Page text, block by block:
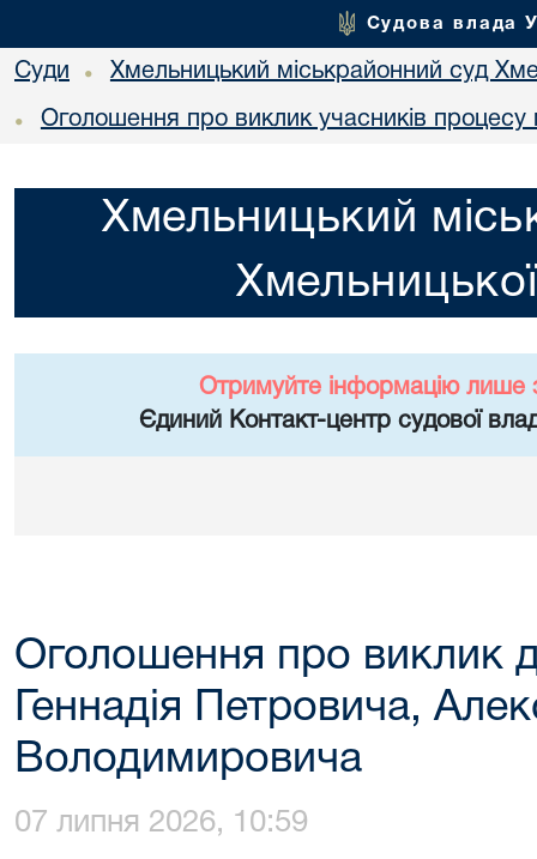
Судова влада
Суди • Хмельницький міськрайонний суд
• Оголошення про виклик учасників процесу
Хмельницький
Отримуйте інформацію лише
Єдиний Контакт-центр судової
Оголошення про виклик
Геннадія Петровича,
Володимировича
07 липня 2026, 10:59